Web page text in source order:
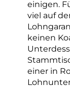
einigen.
viel auf
keinen
einer in